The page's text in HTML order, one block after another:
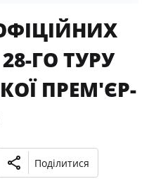
ГО ТУРУ
ПРЕМ'ЄР-
Поділитися